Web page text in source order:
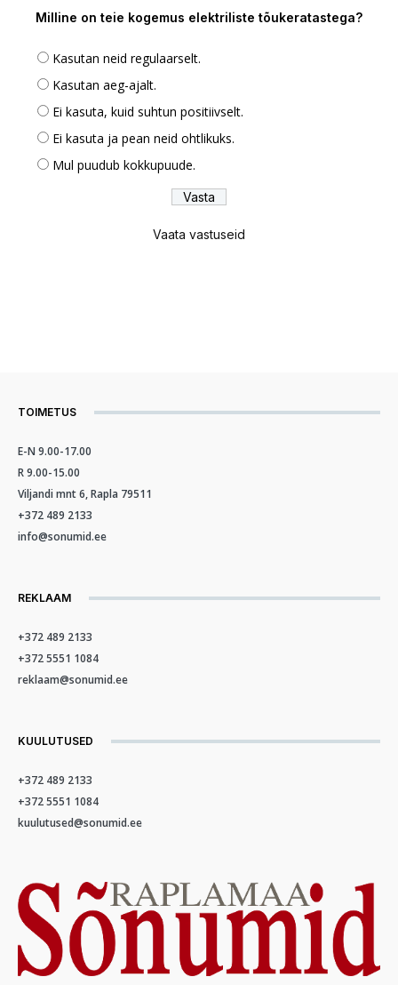
Milline on teie kogemus elektriliste tõukeratastega?
Kasutan neid regulaarselt.
Kasutan aeg-ajalt.
Ei kasuta, kuid suhtun positiivselt.
Ei kasuta ja pean neid ohtlikuks.
Mul puudub kokkupuude.
Vaata vastuseid
TOIMETUS
E-N 9.00-17.00
R 9.00-15.00
Viljandi mnt 6, Rapla 79511
+372 489 2133
info@sonumid.ee
REKLAAM
+372 489 2133
+372 5551 1084
reklaam@sonumid.ee
KUULUTUSED
+372 489 2133
+372 5551 1084
kuulutused@sonumid.ee